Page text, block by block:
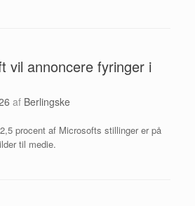
vil annoncere fyringer i
af Berlingske
procent af Microsofts stillinger er på
til medie.